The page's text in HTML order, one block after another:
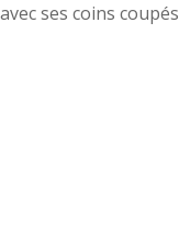
ses coins